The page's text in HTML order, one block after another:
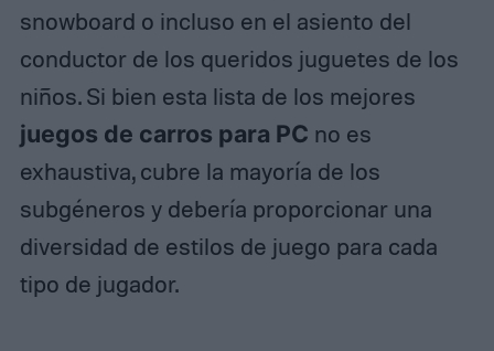
snowboard o incluso en el asiento del
conductor de los queridos juguetes de los
niños. Si bien esta lista de los mejores
juegos de carros para PC no es
exhaustiva, cubre la mayoría de los
subgéneros y debería proporcionar una
diversidad de estilos de juego para cada
tipo de jugador.